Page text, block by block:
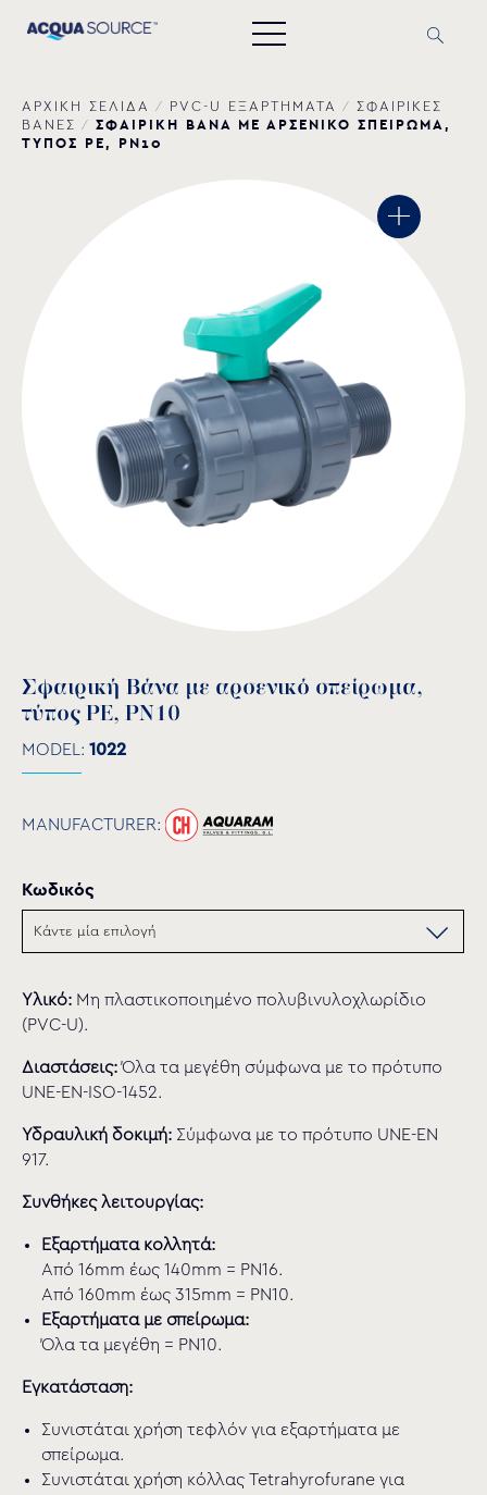
ΑΡΧΙΚΗ ΣΕΛΙΔΑ / PVC-U ΕΞΑΡΤΗΜΑΤΑ / ΣΦΑΙΡΙΚΕΣ
ΒΑΝΕΣ / ΣΦΑΙΡΙΚΗ ΒΑΝΑ ΜΕ ΑΡΣΕΝΙΚΟ ΣΠΕΙΡΩΜΑ,
ΤΥΠΟΣ PE, PN10
Σφαιρική Βάνα με αρσενικό σπείρωμα,
τύπος PE, PN10
MODEL: 1022
MANUFACTURER:
Κωδικός
Υλικό: Μη πλαστικοποιημένο πολυβινυλοχλωρίδιο
(PVC-U).
Διαστάσεις:Όλα τα μεγέθη σύμφωνα με το πρότυπο
UNE-EN-ISO-1452.
Υδραυλική δοκιμή: Σύμφωνα με το πρότυπο UNE-EN
917.
Συνθήκες λειτουργίας:
Εξαρτήματα κολλητά:
Από 16mm έως 140mm = PN16.
Από 160mm έως 315mm = PN10.
Εξαρτήματα με σπείρωμα:
Όλα τα μεγέθη = PN10.
Εγκατάσταση:
Συνιστάται χρήση τεφλόν για εξαρτήματα με
σπείρωμα.
Συνιστάται χρήση κόλλας Tetrahyrofurane για